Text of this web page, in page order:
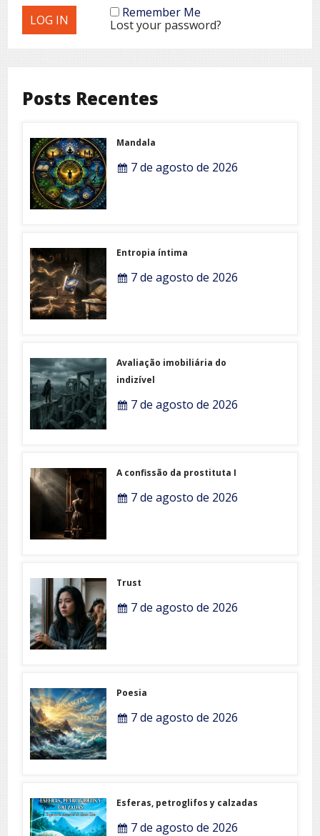
Remember Me
Lost your password?
Posts Recentes
Mandala
7 de agosto de 2026
Entropia íntima
7 de agosto de 2026
Avaliação imobiliária do
indizível
7 de agosto de 2026
A confissão da prostituta I
7 de agosto de 2026
Trust
7 de agosto de 2026
Poesia
7 de agosto de 2026
Esferas, petroglifos y calzadas
7 de agosto de 2026